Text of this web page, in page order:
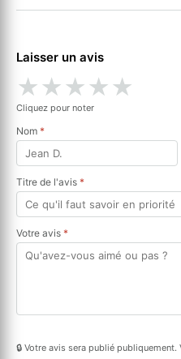
Laisser un avis
★★★★★
Cliquez pour noter
Nom *
Titre de l'avis *
Votre avis *
🔒 Votre avis sera publié